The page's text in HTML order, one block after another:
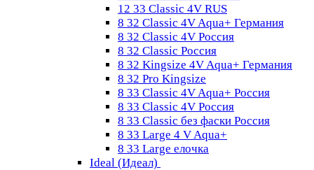
12 33 Classic 4V RUS
8 32 Classic 4V Aqua+ Германия
8 32 Classic 4V Россия
8 32 Classic Россия
8 32 Kingsize 4V Aqua+ Германия
8 32 Pro Kingsize
8 33 Classic 4V Aqua+ Россия
8 33 Classic 4V Россия
8 33 Classic без фаски Россия
8 33 Large 4 V Aqua+
8 33 Large елочка
Ideal (Идеал)